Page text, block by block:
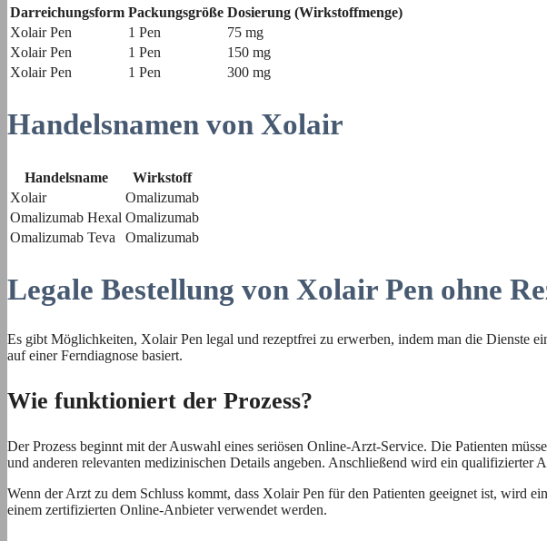
Darreichungsform Packungsgröße Dosierung (Wirkstoffmenge)
Xolair Pen
1 Pen
75 mg
Xolair Pen
1 Pen
150 mg
Xolair Pen
1 Pen 300 mg
Handelsnamen von Xolair
Handelsname
Wirkstoff
Xolair
Omalizumab
Omalizumab Hexal Omalizumab
Omalizumab Teva
Omalizumab
Legale Bestellung von Xolair Pen ohne
Es gibt Möglichkeiten, Xolair Pen legal und rezeptfrei zu erwerben, indem man die Dienste
auf einer Ferndiagnose basiert.
Wie funktioniert der Prozess?
Der Prozess beginnt mit der Auswahl eines seriösen Online-Arzt-Service. Die Patienten
und anderen relevanten medizinischen Details angeben. Anschließend wird ein qualifizierter
Wenn der Arzt zu dem Schluss kommt, dass Xolair Pen für den Patienten geeignet ist, wird
einem zertifizierten Online-Anbieter verwendet werden.